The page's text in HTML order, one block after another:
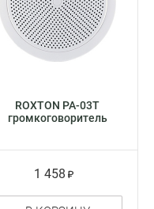
ROXTON PA-03T
громкоговоритель
1 458